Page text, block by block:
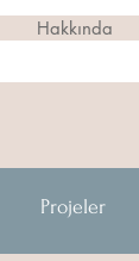
Hakkında
Projeler